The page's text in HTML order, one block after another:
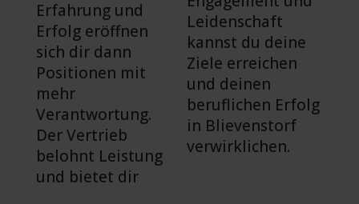
Erfahrung und
Erfolg eröffnen
sich dir dann
Positionen mit
mehr
Verantwortung.
Der Vertrieb
belohnt Leistung
und bietet dir
Leidenschaft
kannst du deine
Ziele erreichen
und deinen
beruflichen Erfolg
in Blievenstorf
verwirklichen.